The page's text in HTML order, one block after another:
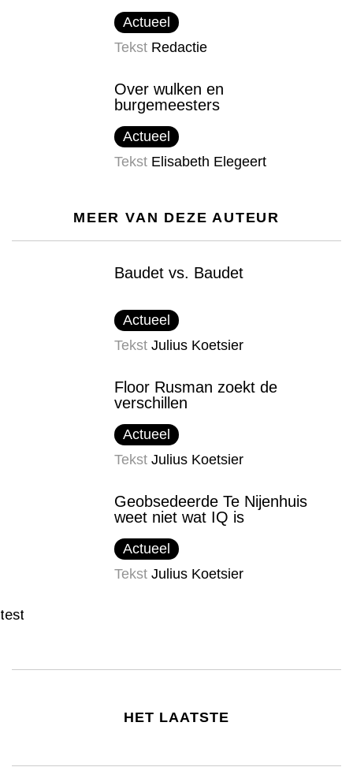
Actueel
Tekst Redactie
Over wulken en
burgemeesters
Actueel
Tekst Elisabeth Elegeert
MEER VAN DEZE AUTEUR
Baudet vs. Baudet
Actueel
Tekst Julius Koetsier
Floor Rusman zoekt de
verschillen
Actueel
Tekst Julius Koetsier
Geobsedeerde Te Nijenhuis
weet niet wat IQ is
Actueel
Tekst Julius Koetsier
test
HET LAATSTE